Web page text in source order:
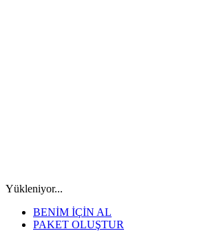
Yükleniyor...
BENİM İÇİN AL
PAKET OLUŞTUR